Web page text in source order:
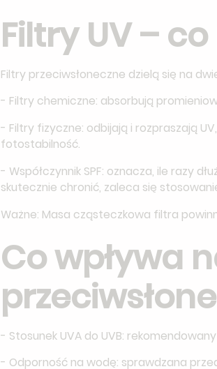
Filtry UV –
Filtry przeciwsłoneczne dzielą się na
- Filtry chemiczne: absorbują
- Filtry fizyczne: odbijają i rozpraszają
fotostabilność.
- Współczynnik SPF: oznacza, ile razy
skutecznie chronić, zaleca się
Ważne: Masa cząsteczkowa filtra
Co wpływa
- Stosunek UVA do UVB:
- Odporność na wodę: sprawdzana